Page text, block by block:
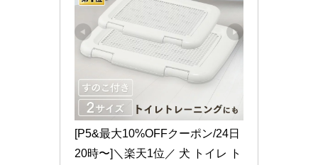
[P5&最大10%OFFクーポン/24日
20時〜]＼楽天1位／ 犬 トイレ ト